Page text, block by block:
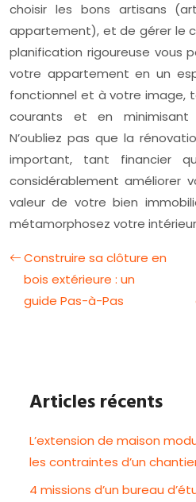
choisir les bons artisans
appartement), et de gérer le
planification rigoureuse vous
votre appartement en un
fonctionnel et à votre image,
courants et en minimisant
N’oubliez pas que la
important, tant financier
considérablement améliorer
valeur de votre bien
métamorphosez votre
Construire sa clôture en
bois extérieure : un
guide Pas-à-Pas
Articles récents
L’extension de maison
les contraintes d’un
4 missions d’un bureau